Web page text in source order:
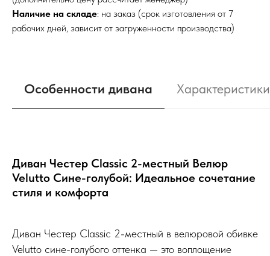
Наличие на складе: на заказ (срок изготовления от 7
рабочих дней, зависит от загруженности производства)
Особенности дивана Характеристики
Диван Честер Classic 2-местный Велюр
Velutto Сине-голубой: Идеальное сочетание
стиля и комфорта
Диван Честер Classic 2-местный в велюровой обивке
Velutto сине-голубого оттенка — это воплощение